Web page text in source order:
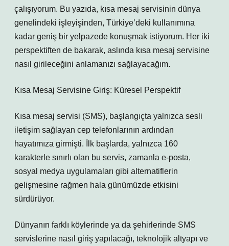
çalışıyorum. Bu yazıda, kısa mesaj servisinin dünya
genelindeki işleyişinden, Türkiye’deki kullanımına
kadar geniş bir yelpazede konuşmak istiyorum. Her iki
perspektiften de bakarak, aslında kısa mesaj servisine
nasıl girileceğini anlamanızı sağlayacağım.
Kısa Mesaj Servisine Giriş: Küresel Perspektif
Kısa mesaj servisi (SMS), başlangıçta yalnızca sesli
iletişim sağlayan cep telefonlarının ardından
hayatımıza girmişti. İlk başlarda, yalnızca 160
karakterle sınırlı olan bu servis, zamanla e-posta,
sosyal medya uygulamaları gibi alternatiflerin
gelişmesine rağmen hala günümüzde etkisini
sürdürüyor.
Dünyanın farklı köylerinde ya da şehirlerinde SMS
servislerine nasıl giriş yapılacağı, teknolojik altyapı ve